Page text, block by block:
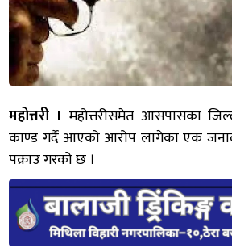
महोत्तरी । महोत्तरीसमेत आसपासका
काण्ड गर्दै आएको आरोप लागेका एक
पक्राउ गरको छ ।